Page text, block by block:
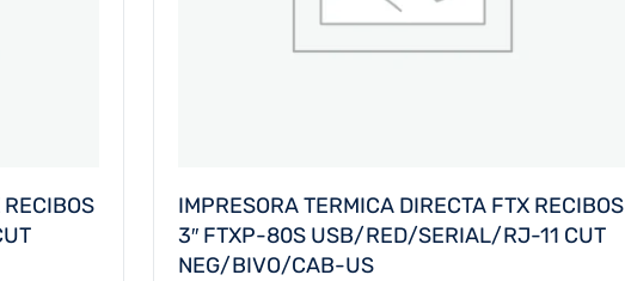
IMPRESORA TERMICA DIRECTA FTX RECIBOS
3″ FTXP-80S USB/RED/SERIAL/RJ-11 CUT
NEG/BIVO/CAB-US